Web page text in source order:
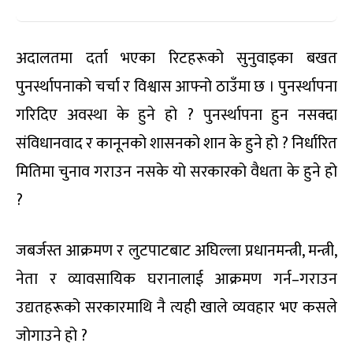
अदालतमा दर्ता भएका रिटहरूको सुनुवाइका बखत
पुनर्स्थापनाको चर्चा र विश्वास आफ्नो ठाउँमा छ । पुनर्स्थापना
गरिदिए अवस्था के हुने हो ? पुनर्स्थापना हुन नसक्दा
संविधानवाद र कानूनको शासनको शान के हुने हो ? निर्धारित
मितिमा चुनाव गराउन नसके यो सरकारको वैधता के हुने हो
?
जबर्जस्त आक्रमण र लुटपाटबाट अघिल्ला प्रधानमन्त्री, मन्त्री,
नेता र व्यावसायिक घरानालाई आक्रमण गर्न–गराउन
उद्यतहरूको सरकारमाथि नै त्यही खाले व्यवहार भए कसले
जोगाउने हो ?